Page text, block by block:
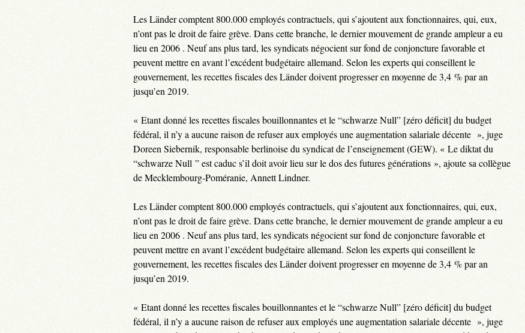
Les Länder comptent 800.000 employés contractuels, qui s’ajoutent aux fonctionnaires, qui, eux,
n’ont pas le droit de faire grève. Dans cette branche, le dernier mouvement de grande ampleur a eu
lieu en 2006 . Neuf ans plus tard, les syndicats négocient sur fond de conjoncture favorable et
peuvent mettre en avant l’excédent budgétaire allemand. Selon les experts qui conseillent le
gouvernement, les recettes fiscales des Länder doivent progresser en moyenne de 3,4 % par an
jusqu’en 2019.
« Etant donné les recettes fiscales bouillonnantes et le “schwarze Null” [zéro déficit] du budget
fédéral, il n’y a aucune raison de refuser aux employés une augmentation salariale décente », juge
Doreen Siebernik, responsable berlinoise du syndicat de l’enseignement (GEW). « Le diktat du
“schwarze Null ” est caduc s’il doit avoir lieu sur le dos des futures générations », ajoute sa collègue
de Mecklembourg-Poméranie, Annett Lindner.
Les Länder comptent 800.000 employés contractuels, qui s’ajoutent aux fonctionnaires, qui, eux,
n’ont pas le droit de faire grève. Dans cette branche, le dernier mouvement de grande ampleur a eu
lieu en 2006 . Neuf ans plus tard, les syndicats négocient sur fond de conjoncture favorable et
peuvent mettre en avant l’excédent budgétaire allemand. Selon les experts qui conseillent le
gouvernement, les recettes fiscales des Länder doivent progresser en moyenne de 3,4 % par an
jusqu’en 2019.
« Etant donné les recettes fiscales bouillonnantes et le “schwarze Null” [zéro déficit] du budget
fédéral, il n’y a aucune raison de refuser aux employés une augmentation salariale décente », juge